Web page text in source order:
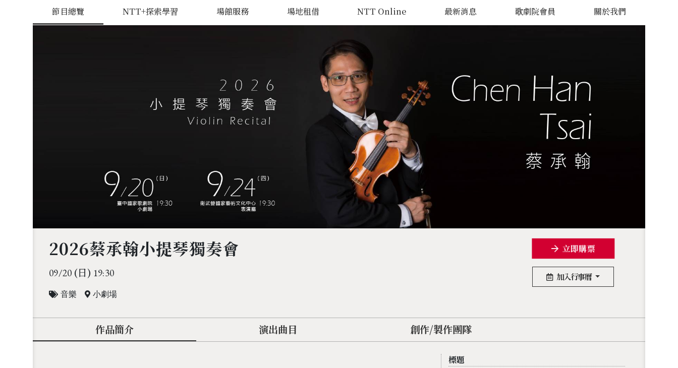
節目總覽 NTT+探索學習 場館服務 場地租借 NTT Online 最新消息 歌劇院會員 關於我們
2026蔡承翰小提琴獨奏會
09/20 (日) 19:30
音樂 小劇場
立即購票
加入行事曆
作品簡介 演出曲目 創作/製作團隊
標題